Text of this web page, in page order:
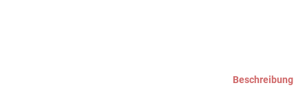
Beschreibung